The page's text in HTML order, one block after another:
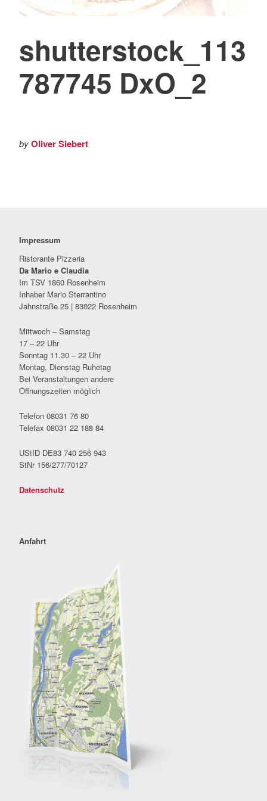
shutterstock_113
787745 DxO_2
byOliver Siebert
Impressum
Ristorante Pizzeria
Da Mario e Claudia
Im TSV 1860 Rosenheim
Inhaber Mario Sterrantino
Jahnstraße 25 | 83022 Rosenheim
Mittwoch – Samstag
17 – 22 Uhr
Sonntag 11.30 – 22 Uhr
Montag, Dienstag Ruhetag
Bei Veranstaltungen andere
Öffnungszeiten möglich
Telefon 08031 76 80
Telefax 08031 22 188 84
UStID DE83 740 256 943
StNr 156/277/70127
Datenschutz
Anfahrt